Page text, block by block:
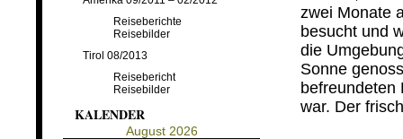
Reiseberichte
Reisebilder
Tirol 08/2013
Reisebericht
Reisebilder
KALENDER
August 2026
zwei Monate
besucht und
die
Sonne
befreundeten
war. Der